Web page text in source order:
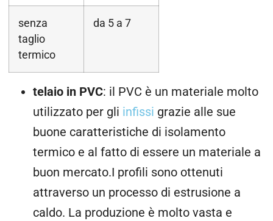
senza
taglio
termico
da 5 a 7
telaio in PVC: il PVC è un materiale molto
utilizzato per gli infissi grazie alle sue
buone caratteristiche di isolamento
termico e al fatto di essere un materiale a
buon mercato.I profili sono ottenuti
attraverso un processo di estrusione a
caldo. La produzione è molto vasta e